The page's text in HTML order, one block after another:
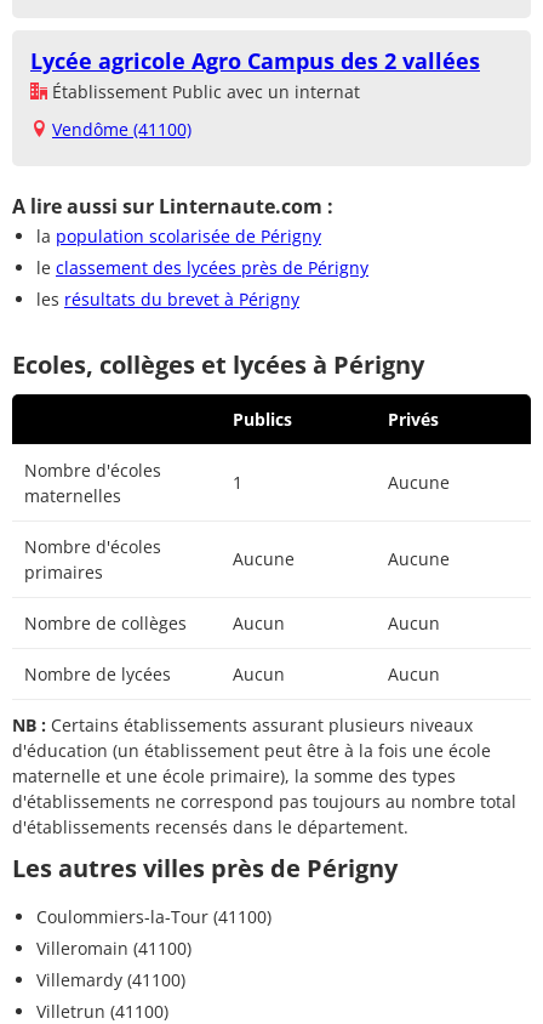
Lycée agricole Agro Campus des 2 vallées
Établissement Public avec un internat
Vendôme (41100)
A lire aussi sur Linternaute.com :
la population scolarisée de Périgny
le classement des lycées près de Périgny
les résultats du brevet à Périgny
Ecoles, collèges et lycées à Périgny
Publics Privés
Nombre d'écoles
maternelles
1 Aucune
Nombre d'écoles
primaires
Aucune Aucune
Nombre de collèges Aucun Aucun
Nombre de lycées Aucun Aucun
NB : Certains établissements assurant plusieurs niveaux
d'éducation (un établissement peut être à la fois une école
maternelle et une école primaire), la somme des types
d'établissements ne correspond pas toujours au nombre total
d'établissements recensés dans le département.
Les autres villes près de Périgny
Coulommiers-la-Tour (41100)
Villeromain (41100)
Villemardy (41100)
Villetrun (41100)